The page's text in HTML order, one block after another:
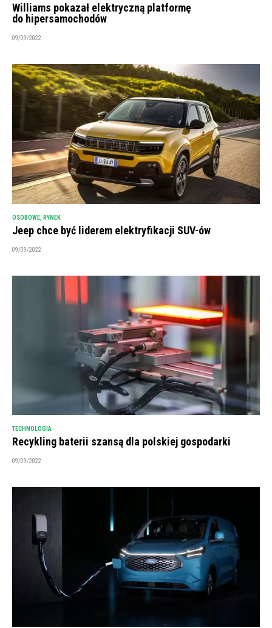
Williams pokazał elektryczną platformę
do hipersamochodów
09/09/2022
OSOBOWE RYNEK
Jeep chce być liderem elektryfikacji SUV-ów
09/09/2022
TECHNOLOGIA
Recykling baterii szansą dla polskiej gospodarki
09/09/2022